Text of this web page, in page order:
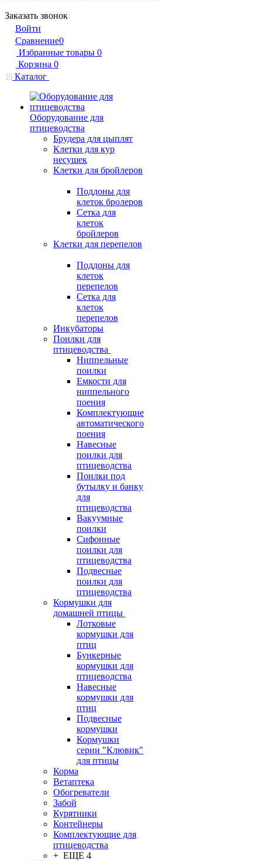
Заказать звонок
Войти
Сравнение0
Избранные товары 0
Корзина 0
Каталог
Оборудование для
птицеводства
Брудера для цыплят
Клетки для кур
несушек
Клетки для бройлеров
Поддоны для
клеток бролеров
Сетка для
клеток
бройлеров
Клетки для перепелов
Поддоны для
клеток
перепелов
Сетка для
клеток
перепелов
Инкубаторы
Поилки для
птицеводства
Ниппельные
поилки
Емкости для
ниппельного
поения
Комплектующие
автоматического
поения
Навесные
поилки для
птицеводства
Поилки под
бутылку и банку
для
птицеводства
Вакуумные
поилки
Сифонные
поилки для
птицеводства
Подвесные
поилки для
птицеводства
Кормушки для
домашней птицы
Лотковые
кормушки для
птиц
Бункерные
кормушки для
птицеводства
Навесные
кормушки для
птиц
Подвесные
кормушки
Кормушки
серии "Клювик"
для птицы
Корма
Ветаптека
Обогреватели
Забой
Курятники
Контейнеры
Комплектующие для
птицеводства
+ ЕЩЕ 4